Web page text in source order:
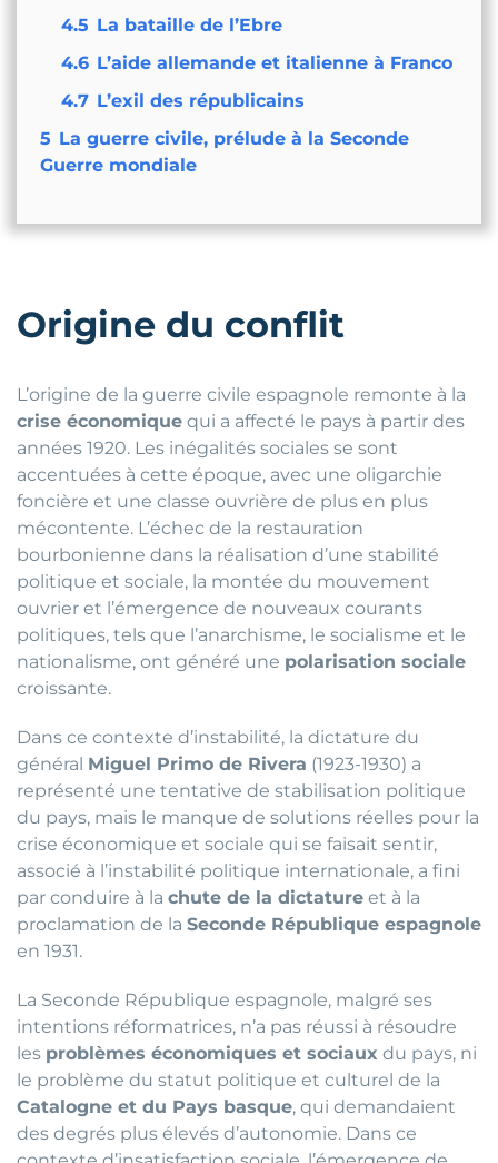
4.5 La bataille de l’Ebre
4.6 L’aide allemande et italienne à Franco
4.7 L’exil des républicains
5 La guerre civile, prélude à la Seconde
Guerre mondiale
Origine du conflit
L’origine de la guerre civile espagnole remonte à la
crise économique qui a affecté le pays à partir des
années 1920. Les inégalités sociales se sont
accentuées à cette époque, avec une oligarchie
foncière et une classe ouvrière de plus en plus
mécontente. L’échec de la restauration
bourbonienne dans la réalisation d’une stabilité
politique et sociale, la montée du mouvement
ouvrier et l’émergence de nouveaux courants
politiques, tels que l’anarchisme, le socialisme et le
nationalisme, ont généré une polarisation sociale
croissante.
Dans ce contexte d’instabilité, la dictature du
général Miguel Primo de Rivera (1923-1930) a
représenté une tentative de stabilisation politique
du pays, mais le manque de solutions réelles pour la
crise économique et sociale qui se faisait sentir,
associé à l’instabilité politique internationale, a fini
par conduire à la chute de la dictature et à la
proclamation de la Seconde République espagnole
en 1931.
La Seconde République espagnole, malgré ses
intentions réformatrices, n’a pas réussi à résoudre
les problèmes économiques et sociaux du pays, ni
le problème du statut politique et culturel de la
Catalogne et du Pays basque, qui demandaient
des degrés plus élevés d’autonomie. Dans ce